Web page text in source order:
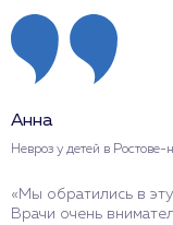
Анна
Невроз у детей в
«Мы обратились в
Врачи очень